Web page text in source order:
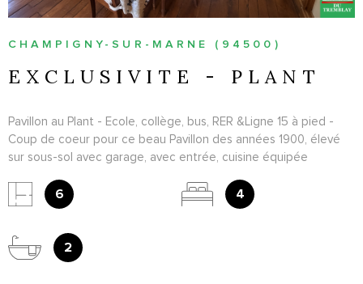
CHAMPIGNY-SUR-MARNE (94500)
EXCLUSIVITE - PLANT
Pavillon au Plant - Ecole, collège, bus, RER &Ligne 15 à pied -
Coup de coeur pour ce beau Pavillon des années 1900, élevé
sur sous-sol avec garage, avec entrée, cuisine équipée
salle de bains, 3 WC. Le tout sur 212m² de terrain. Le charme de
l'ancien. A voir au plus vite !
6 4
2